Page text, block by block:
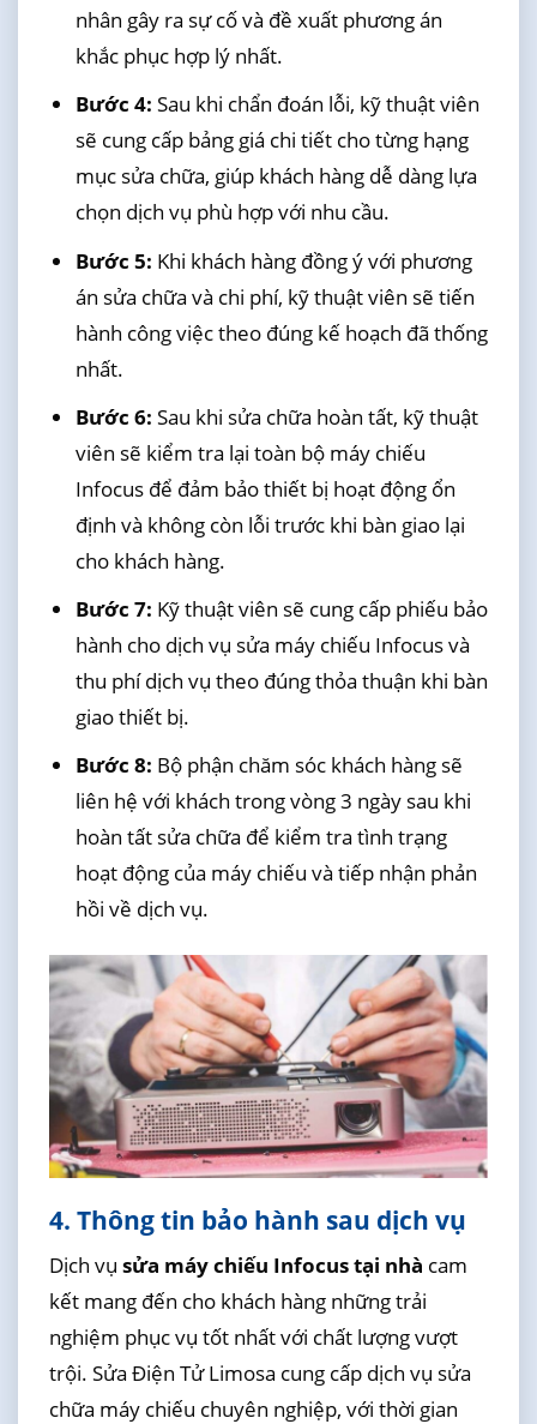
nhân gây ra sự cố và đề xuất phương án
khắc phục hợp lý nhất.
Bước 4: Sau khi chẩn đoán lỗi, kỹ thuật viên
sẽ cung cấp bảng giá chi tiết cho từng hạng
mục sửa chữa, giúp khách hàng dễ dàng lựa
chọn dịch vụ phù hợp với nhu cầu.
Bước 5: Khi khách hàng đồng ý với phương
án sửa chữa và chi phí, kỹ thuật viên sẽ tiến
hành công việc theo đúng kế hoạch đã thống
nhất.
Bước 6: Sau khi sửa chữa hoàn tất, kỹ thuật
viên sẽ kiểm tra lại toàn bộ máy chiếu
Infocus để đảm bảo thiết bị hoạt động ổn
định và không còn lỗi trước khi bàn giao lại
cho khách hàng.
Bước 7: Kỹ thuật viên sẽ cung cấp phiếu bảo
hành cho dịch vụ sửa máy chiếu Infocus và
thu phí dịch vụ theo đúng thỏa thuận khi bàn
giao thiết bị.
Bước 8: Bộ phận chăm sóc khách hàng sẽ
liên hệ với khách trong vòng 3 ngày sau khi
hoàn tất sửa chữa để kiểm tra tình trạng
hoạt động của máy chiếu và tiếp nhận phản
hồi về dịch vụ.
4. Thông tin bảo hành sau dịch vụ
Dịch vụ sửa máy chiếu Infocus tại nhà cam
kết mang đến cho khách hàng những trải
nghiệm phục vụ tốt nhất với chất lượng vượt
trội. Sửa Điện Tử Limosa cung cấp dịch vụ sửa
chữa máy chiếu chuyên nghiệp, với thời gian